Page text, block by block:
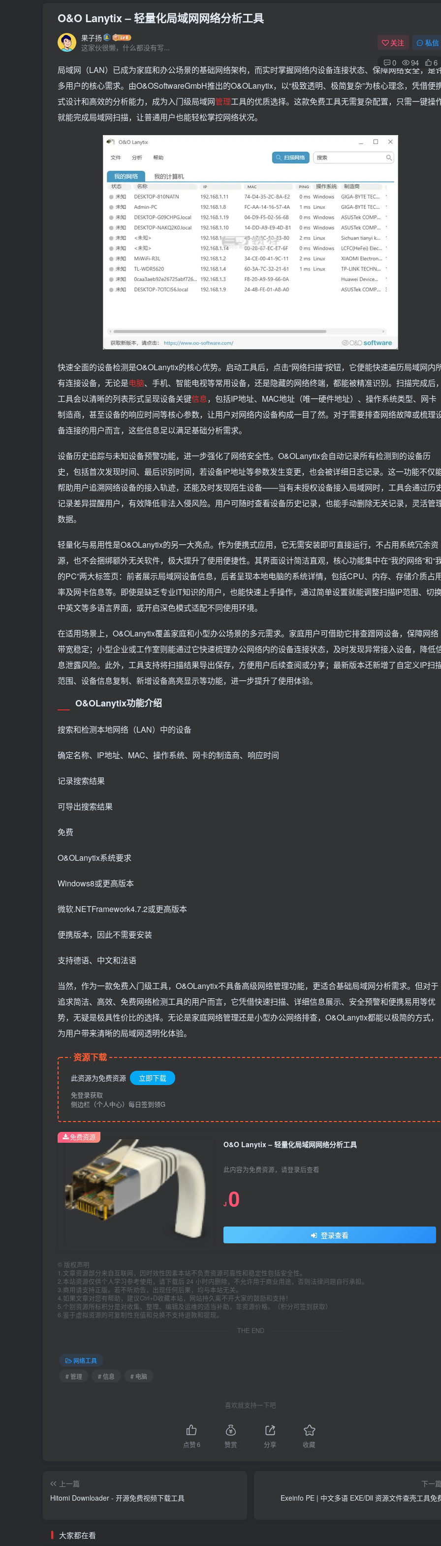
O&O Lanytix – 轻量化局域网网络分析工具
果子扬
这家伙很懒，什么都没有写...
关注 私信
0 94 6
局域网（LAN）已成为家庭和办公场景的基础网络架构，而实时掌握网络内设备连接状态、保障网络安全，是
多用户的核心需求。由O&OSoftwareGmbH推出的O&OLanytix，以“极致透明、极简复杂”为核心理念，凭借便
式设计和高效的分析能力，成为入门级局域网管理工具的优质选择。这款免费工具无需复杂配置，只需一键操
就能完成局域网扫描，让普通用户也能轻松掌控网络状况。
快速全面的设备检测是O&OLanytix的核心优势。启动工具后，点击“网络扫描”按钮，它便能快速遍历局域网内
有连接设备，无论是电脑、手机、智能电视等常用设备，还是隐藏的网络终端，都能被精准识别。扫描完成后
工具会以清晰的列表形式呈现设备关键信息，包括IP地址、MAC地址（唯一硬件地址）、操作系统类型、网卡
制造商，甚至设备的响应时间等核心参数，让用户对网络内设备构成一目了然。对于需要排查网络故障或梳理
备连接的用户而言，这些信息足以满足基础分析需求。
设备历史追踪与未知设备预警功能，进一步强化了网络安全性。O&OLanytix会自动记录所有检测到的设备历
史，包括首次发现时间、最后识别时间，若设备IP地址等参数发生变更，也会被详细日志记录。这一功能不仅
帮助用户追溯网络设备的接入轨迹，还能及时发现陌生设备——当有未授权设备接入局域网时，工具会通过历
记录差异提醒用户，有效降低非法入侵风险。用户可随时查看设备历史记录，也能手动删除无关记录，灵活管
数据。
轻量化与易用性是O&OLanytix的另一大亮点。作为便携式应用，它无需安装即可直接运行，不占用系统冗余资
源，也不会捆绑额外无关软件，极大提升了使用便捷性。其界面设计简洁直观，核心功能集中在“我的网络”和“
的PC”两大标签页：前者展示局域网设备信息，后者呈现本地电脑的系统详情，包括CPU、内存、存储介质占
率及网卡信息等。即使是缺乏专业IT知识的用户，也能快速上手操作，通过简单设置就能调整扫描IP范围、切
中英文等多语言界面，或开启深色模式适配不同使用环境。
在适用场景上，O&OLanytix覆盖家庭和小型办公场景的多元需求。家庭用户可借助它排查蹭网设备，保障网络
带宽稳定；小型企业或工作室则能通过它快速梳理办公网络内的设备连接状态，及时发现异常接入设备，降低
息泄露风险。此外，工具支持将扫描结果导出保存，方便用户后续查阅或分享；最新版本还新增了自定义IP扫
范围、设备信息复制、新增设备高亮显示等功能，进一步提升了使用体验。
O&OLanytix功能介绍
搜索和检测本地网络（LAN）中的设备
确定名称、IP地址、MAC、操作系统、网卡的制造商、响应时间
记录搜索结果
可导出搜索结果
免费
O&OLanytix系统要求
Windows8或更高版本
微软.NETFramework4.7.2或更高版本
便携版本，因此不需要安装
支持德语、中文和法语
当然，作为一款免费入门级工具，O&OLanytix不具备高级网络管理功能，更适合基础局域网分析需求。但对于
追求简洁、高效、免费网络检测工具的用户而言，它凭借快速扫描、详细信息展示、安全预警和便携易用等优
势，无疑是极具性价比的选择。无论是家庭网络管理还是小型办公网络排查，O&OLanytix都能以极简的方式，
为用户带来清晰的局域网透明化体验。
资源下载
此资源为免费资源 立即下载
免登录获取
侧边栏（个人中心）每日签到领G
O&O Lanytix – 轻量化局域网网络分析工具
此内容为免费资源，请登录后查看
J 0
登录查看
免费资源
© 版权声明
1.文章资源部分来自互联网，因时效性因素本站不负责资源可靠性和稳定性包括安全性。
2.本站资源仅供个人学习参考使用，请下载后 24 小时内删除，不允许用于商业用途，否则法律问题自行承担。
3.商用请支持正版。若不听劝告，出现任何后果，均与本站无关。
4.如果文章对您有帮助，建议Ctrl+D收藏本站，网站持久离不开大家的鼓励和支持！
5.个别资源所标积分是对收集、整理、编辑及运维的适当补助，非资源价格。（积分可签到获取）
6.鉴于虚拟资源的可复制性充值和兑换不支持退款和提现。
THE END
网络工具
# 管理
# 信息 # 电脑
喜欢就支持一下吧
点赞6 赞赏 分享 收藏
上一篇
Hitomi Downloader - 开源免费视频下载工具
下一
Exeinfo PE | 中文多语 EXE/Dll 资源文件查壳工具免
大家都在看